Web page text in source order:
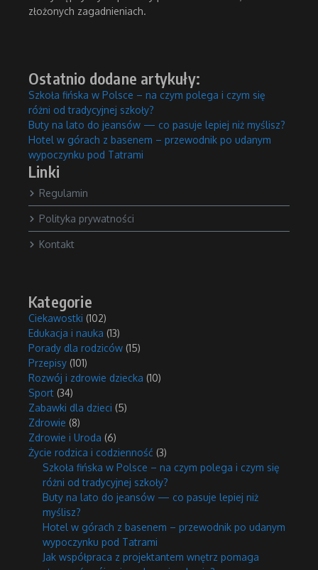
złożonych zagadnieniach.
Ostatnio dodane artykuły:
Szkoła fińska w Polsce – na czym polega i czym się
różni od tradycyjnej szkoły?
Buty na lato do jeansów — co pasuje lepiej niż myślisz?
Hotel w górach z basenem – przewodnik po udanym
wypoczynku pod Tatrami
Linki
Regulamin
Polityka prywatności
Kontakt
Kategorie
Ciekawostki (102)
Edukacja i nauka (13)
Porady dla rodziców (15)
Przepisy (101)
Rozwój i zdrowie dziecka (10)
Sport (34)
Zabawki dla dzieci (5)
Zdrowie (8)
Zdrowie i Uroda (6)
Życie rodzica i codzienność (3)
Szkoła fińska w Polsce – na czym polega i czym się
różni od tradycyjnej szkoły?
Buty na lato do jeansów — co pasuje lepiej niż
myślisz?
Hotel w górach z basenem – przewodnik po udanym
wypoczynku pod Tatrami
Jak współpraca z projektantem wnętrz pomaga